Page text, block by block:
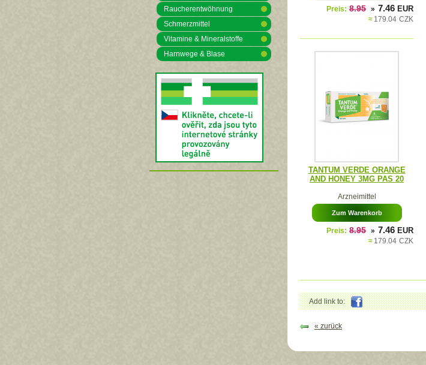
Raucherentwöhnung
Schmerzmittel
Vitamine & Mineralstoffe
Harnwege & Blase
Preis: 8.95 » 7.46 EUR
≈ 179.04 CZK
TANTUM VERDE ORANGE
AND HONEY 3MG PAS 20
Arzneimittel
Zum Warenkorb
Preis: 8.95 » 7.46 EUR
≈ 179.04 CZK
Add link to:
« zurück